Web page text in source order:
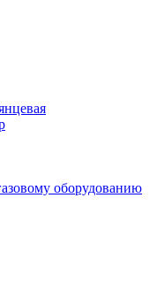
оборудованию